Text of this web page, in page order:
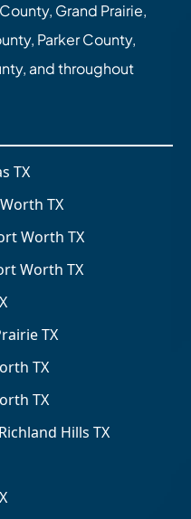
Grand Prairie,
Parker County,
and throughout
TX
TX
Worth TX
Worth TX
TX
TX
TX
Hills TX